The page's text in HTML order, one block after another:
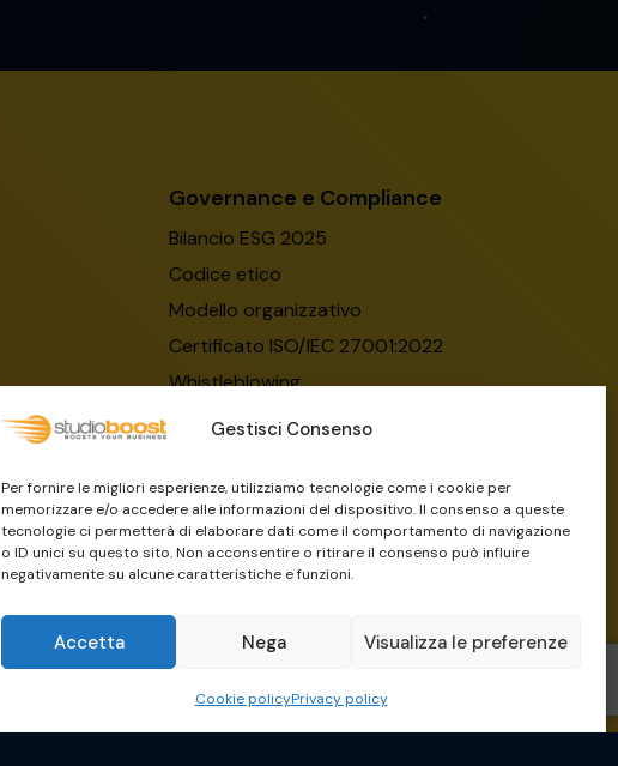
Gestisci Consenso
Per fornire le migliori esperienze, utilizziamo tecnologie come i cookie per
memorizzare e/o accedere alle informazioni del dispositivo. Il consenso a queste
tecnologie ci permetterà di elaborare dati come il comportamento di navigazione
o ID unici su questo sito. Non acconsentire o ritirare il consenso può influire
negativamente su alcune caratteristiche e funzioni.
Accetta Nega Visualizza le preferenze
Cookie policyPrivacy policy
Governance e Compliance
Bilancio ESG 2025
Codice etico
Modello organizzativo
Certificato ISO/IEC 27001:2022
Whistleblowing
Il Gruppo Dylog-Buffetti
Crafted byGuermandi Group